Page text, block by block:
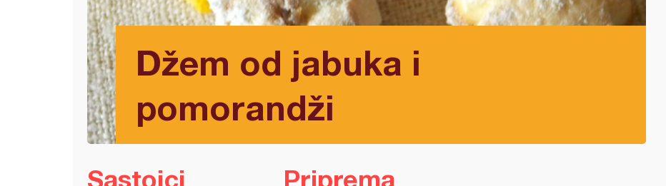
Džem od jabuka i
pomorandži
Sastojci Priprema